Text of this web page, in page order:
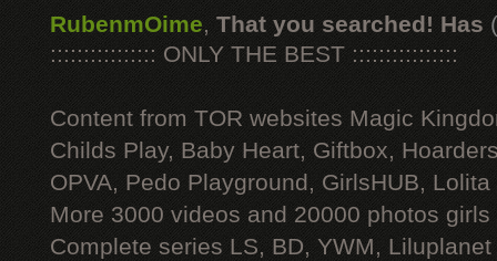
RubenmOime, That you searched! Has
:::::::::::::::: ONLY THE BEST ::::::::::::::::
Content from TOR websites Magic
Childs Play, Baby Heart, Giftbox,
OPVA, Pedo Playground, GirlsHUB, Lolita
More 3000 videos and 20000 photos
Complete series LS, BD, YWM, Liluplanet